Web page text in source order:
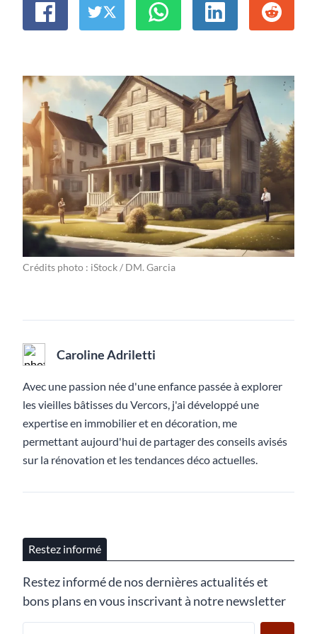
Crédits photo : iStock / DM. Garcia
Caroline Adriletti
Avec une passion née d'une enfance passée à explorer
les vieilles bâtisses du Vercors, j'ai développé une
expertise en immobilier et en décoration, me
permettant aujourd'hui de partager des conseils avisés
sur la rénovation et les tendances déco actuelles.
Restez informé
Restez informé de nos dernières actualités et
bons plans en vous inscrivant à notre newsletter